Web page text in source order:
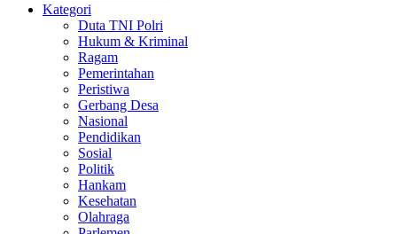
Kategori
Duta TNI Polri
Hukum & Kriminal
Ragam
Pemerintahan
Peristiwa
Gerbang Desa
Nasional
Pendidikan
Sosial
Politik
Hankam
Kesehatan
Olahraga